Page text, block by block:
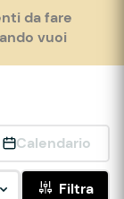
da fare
vuoi
Calendario
Filtra